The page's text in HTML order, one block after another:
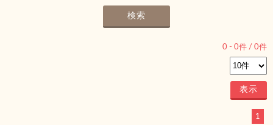
0 - 0件 / 0件
1